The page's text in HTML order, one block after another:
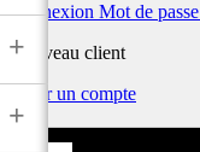
Connexion Mot de
Nouveau client
Créer un compte
+
+